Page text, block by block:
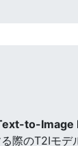
to-Image
際のT2Iモ